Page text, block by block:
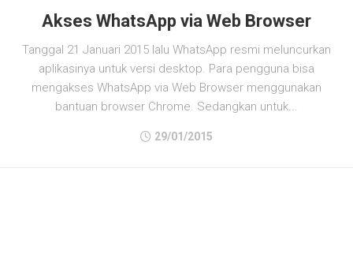
Akses WhatsApp via Web Browser
Tanggal 21 Januari 2015 lalu WhatsApp resmi meluncurkan
aplikasinya untuk versi desktop. Para pengguna bisa
mengakses WhatsApp via Web Browser menggunakan
bantuan browser Chrome. Sedangkan untuk...
29/01/2015